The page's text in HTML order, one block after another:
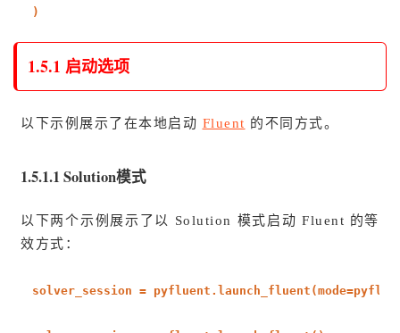
)
1.5.1 启动选项
以下示例展示了在本地启动 Fluent 的不同方式。
1.5.1.1 Solution模式
以下两个示例展示了以 Solution 模式启动 Fluent 的等
效方式：
solver_session =